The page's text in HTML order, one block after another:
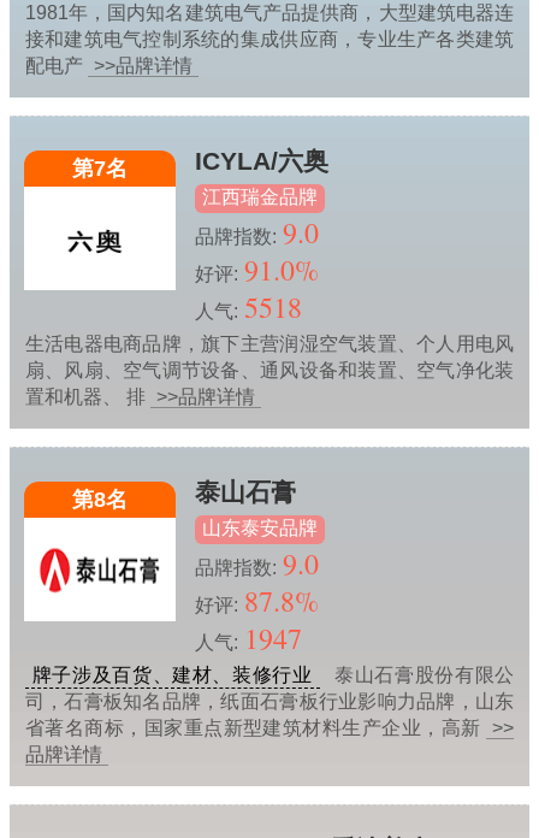
1981年，国内知名建筑电气产品提供商，大型建筑电器连
接和建筑电气控制系统的集成供应商，专业生产各类建筑
配电产 >>品牌详情
第7名 ICYLA/六奥
江西瑞金品牌
品牌指数: 9.0
好评: 91.0%
人气: 5518
生活电器电商品牌，旗下主营润湿空气装置、个人用电风
扇、风扇、空气调节设备、通风设备和装置、空气净化装
置和机器、 排 >>品牌详情
第8名 泰山石膏
山东泰安品牌
品牌指数: 9.0
好评: 87.8%
人气: 1947
牌子涉及百货、建材、装修行业
泰山石膏股份有限公
司，石膏板知名品牌，纸面石膏板行业影响力品牌，山东
省著名商标，国家重点新型建筑材料生产企业，高新 >>
品牌详情